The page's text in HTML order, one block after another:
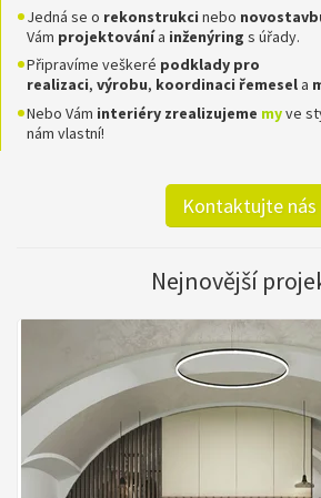
Jedná se o rekonstrukci nebo
Vám projektovánía inženýring s úřady.
Připravíme veškeré podklady pro
realizaci, výrobu, koordinaci řemesela
Nebo Vám interiéry zrealizujeme myve
nám vlastní!
Kontaktujte nás
Nejnovější